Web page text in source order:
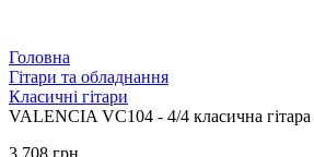
Головна
Гітари та обладнання
Класичні гітари
VALENCIA VC104 - 4/4 класична гітара
3 708 грн